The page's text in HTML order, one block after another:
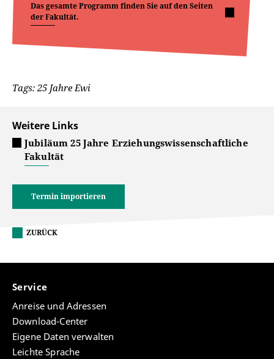
Das gesamte Programm finden Sie auf den Seiten
der Fakultät.
Tags: 25 Jahre Ewi
Weitere Links
Jubiläum 25 Jahre Erziehungswissenschaftliche
Fakultät
Termin importieren
ZURÜCK
Service
Anreise und Adressen
Download-Center
Eigene Daten verwalten
Leichte Sprache